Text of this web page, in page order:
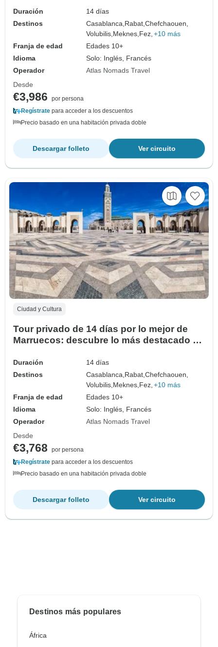
Duración
14 días
Destinos
Casablanca, Rabat,Chefchaouen,
Volubilis, Meknes, Fez, +10 más
Franja de edad
Edades 10+
Idioma
Solo: Inglés, Francés
Operador
Atlas Nomads Travel
Desde
€3,986
por persona
Regístrate para acceder a los descuentos
Precio basado en una habitación privada doble
Ver circuito
Descargar folleto
Ciudad y Cultura
Tour privado de 14 días por lo mejor de
Marruecos: descubre lo más destacado de
Duración
14 días
Destinos
Casablanca, Rabat,Chefchaouen,
Volubilis, Meknes, Fez, +10 más
Franja de edad
Edades 10+
Idioma
Solo: Inglés, Francés
Operador
Atlas Nomads Travel
Desde
€3,768
por persona
Regístrate para acceder a los descuentos
Precio basado en una habitación privada doble
Ver circuito
Descargar folleto
Destinos más populares
África